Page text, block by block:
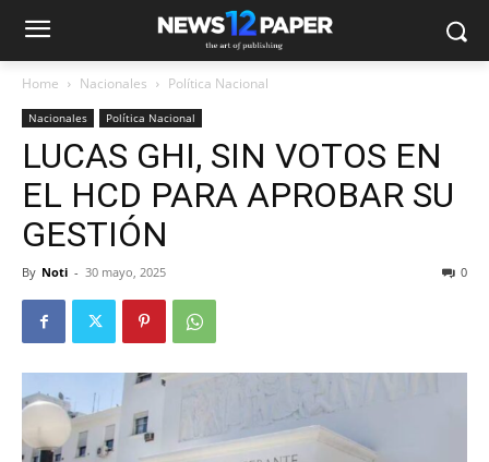
Home Nacionales Política Nacional
Nacionales Política Nacional
LUCAS GHI, SIN VOTOS EN
EL HCD PARA APROBAR SU
GESTIÓN
By Noti - 30 mayo, 2025 0